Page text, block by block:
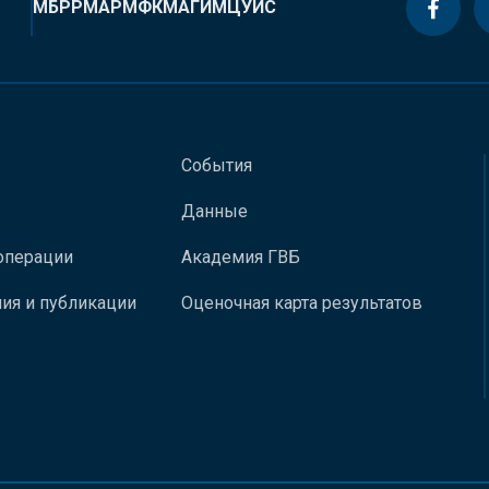
МБРРМАРМФКМАГИМЦУИС
и публикации
События
Данные
Академия ГВБ
Оценочная карта результатов